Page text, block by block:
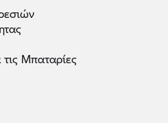
Μπαταρίες